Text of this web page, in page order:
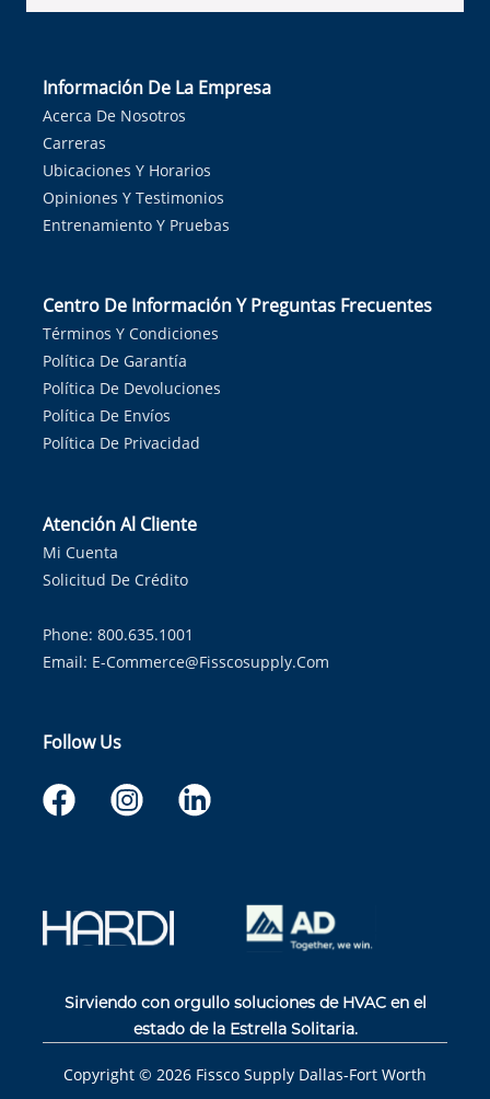
Información De La Empresa
Acerca De Nosotros
Carreras
Ubicaciones Y Horarios
Opiniones Y Testimonios
Entrenamiento Y Pruebas
Centro De Información Y Preguntas Frecuentes
Términos Y Condiciones
Política De Garantía
Política De Devoluciones
Política De Envíos
Política De Privacidad
Atención Al Cliente
Mi Cuenta
Solicitud De Crédito
Phone: 800.635.1001
Email: E-Commerce@fisscosupply.com
Follow Us
Sirviendo con orgullo soluciones de HVAC en el
estado de la Estrella Solitaria.
Copyright © 2026 Fissco Supply Dallas-Fort Worth